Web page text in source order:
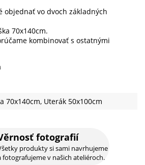
fotografií
produkty si sami navrhujeme
fotografujeme v našich ateliéroch.
objednať vo dvoch základných
70x140cm.
kombinovať s ostatnými
70x140cm, Uterák 50x100cm